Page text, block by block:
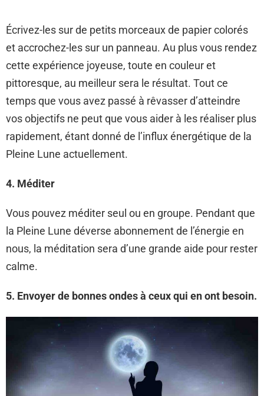
Écrivez-les sur de petits morceaux de papier colorés
et accrochez-les sur un panneau. Au plus vous rendez
cette expérience joyeuse, toute en couleur et
pittoresque, au meilleur sera le résultat. Tout ce
temps que vous avez passé à rêvasser d’atteindre
vos objectifs ne peut que vous aider à les réaliser plus
rapidement, étant donné de l’influx énergétique de la
Pleine Lune actuellement.
4. Méditer
Vous pouvez méditer seul ou en groupe. Pendant que
la Pleine Lune déverse abonnement de l’énergie en
nous, la méditation sera d’une grande aide pour rester
calme.
5. Envoyer de bonnes ondes à ceux qui en ont besoin.